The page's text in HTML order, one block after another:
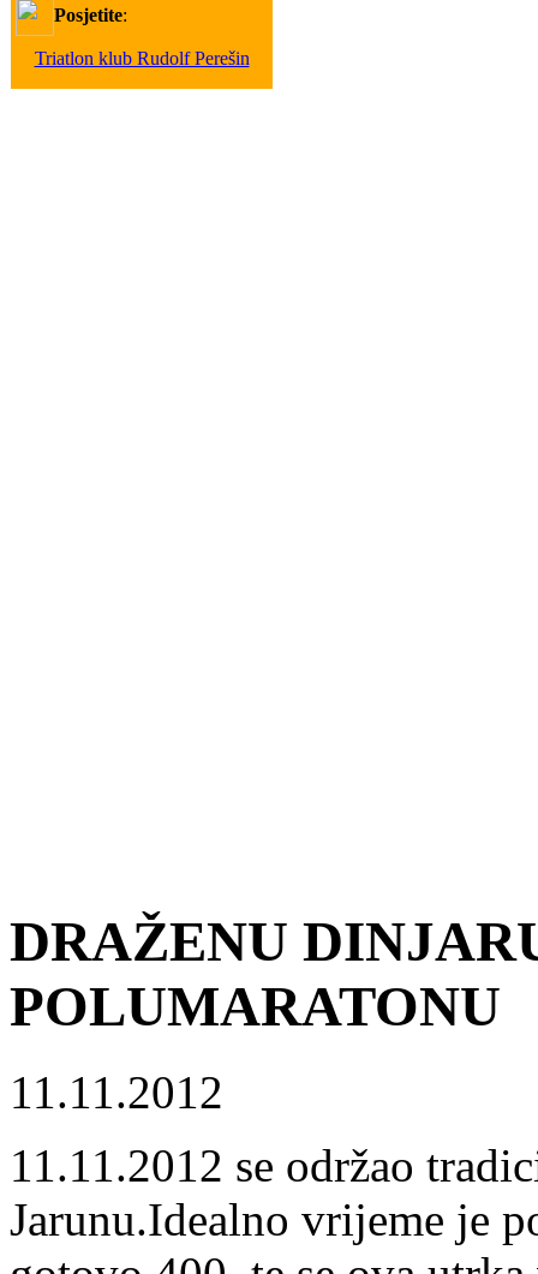
Posjetite:
Triatlon klub Rudolf Perešin
DRAŽENU
POLUMARATONU
11.11.2012
11.11.2012 se održao
Jarunu.Idealno vrijeme je